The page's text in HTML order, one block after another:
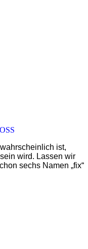
ist,
wird. Lassen wir
sechs Namen „fix“